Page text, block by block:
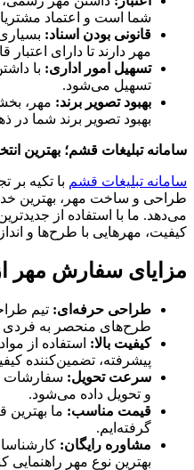
شما است و اعتماد
قانونی بودن اسناد:
مهر دارند تا دارای اعتبار
تسهیل امور اداری: با
تسهیل می‌شود.
بهبود تصویر برند: مهر،
بهبود تصویر برند شما
سامانه تبلیغات قشم؛ بهترین
سامانه تبلیغات قشم با تکیه بر
طراحی و ساخت مهر، بهترین
می‌دهد. ما با استفاده از
کیفیت، مهرهایی با طرح‌ها و
مزایای سفارش مهر
طراحی حرفه‌ای: تیم
طرح‌های منحصر به فردی
کیفیت بالا: استفاده از
پیشرفته، تضمین‌کننده
سرعت تحویل: سفارشات
و تحویل داده می‌شود.
قیمت مناسب: ما بهترین
گرفته‌ایم.
مشاوره رایگان:
بهترین نوع مهر راهنمایی